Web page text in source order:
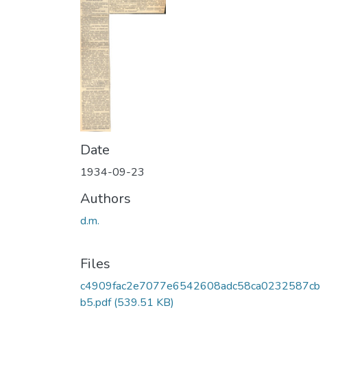
Date
1934-09-23
Authors
d.m.
Files
c4909fac2e7077e6542608adc58ca0232587cb
b5.pdf(539.51 KB)